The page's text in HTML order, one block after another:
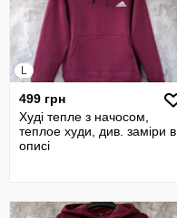
L
499 грн
Худі тепле з начосом,
теплое худи, див. заміри в
описі